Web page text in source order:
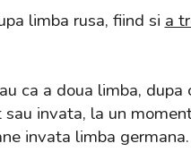
limba rusa, fiind si a
ca a doua limba, dupa
invata, la un
invata limba germana.